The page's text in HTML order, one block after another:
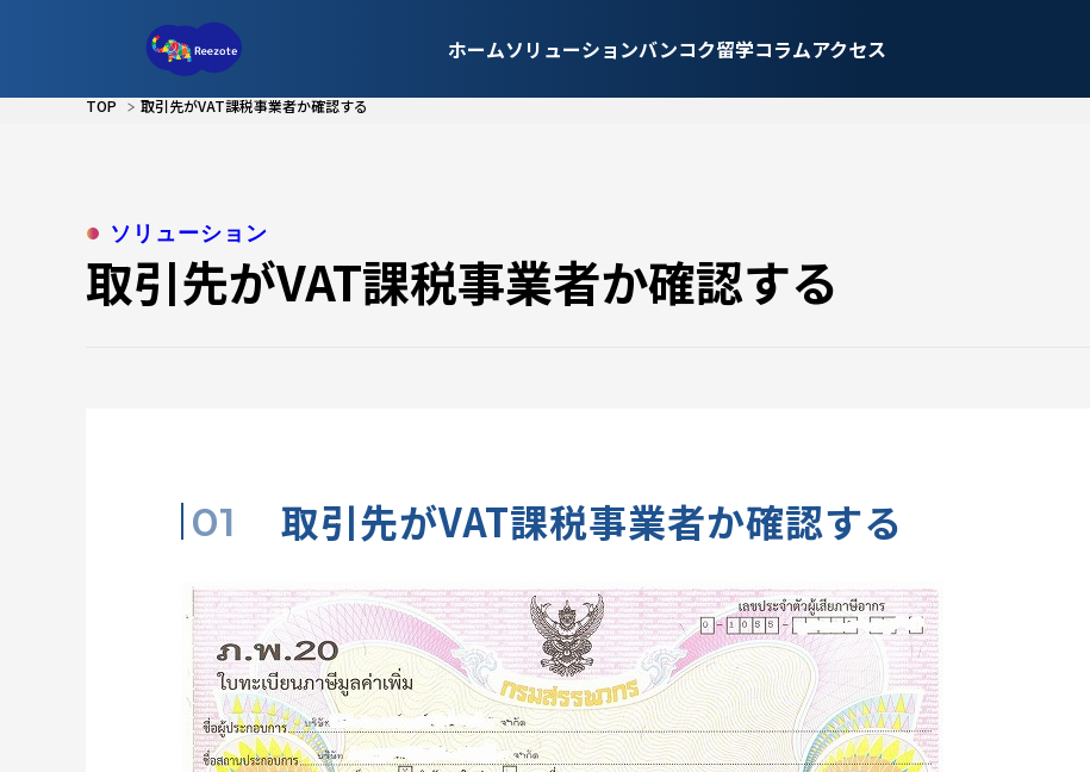
ホームソリューションバンコク留学コラムアクセス
TOP 取引先がVAT課税事業者か確認する
ソリューション
取引先がVAT課税事業者か確認する
取引先がVAT課税事業者か確認する